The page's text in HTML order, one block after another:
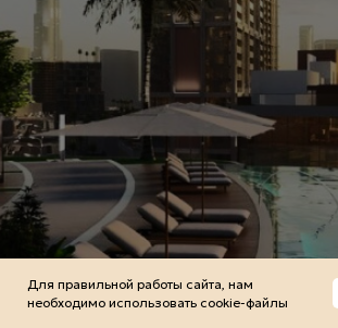
Для правильной работы сайта, нам
необходимо использовать сookie-файлы